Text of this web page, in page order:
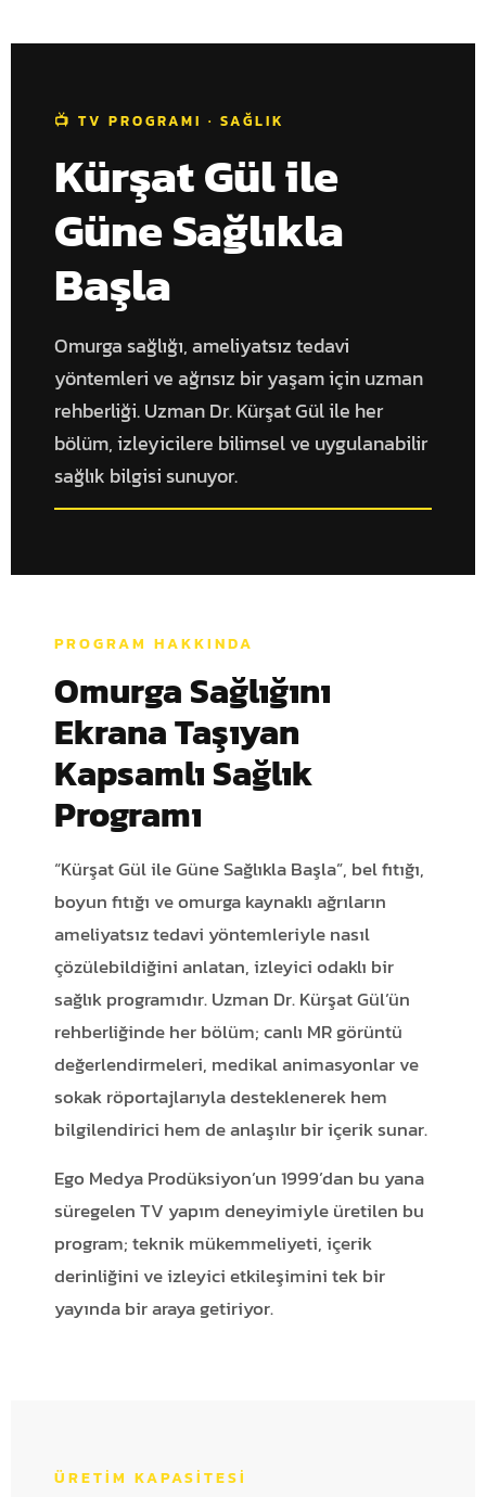
📺 TV PROGRAMI · SAĞLIK
Kürşat Gül ile
Güne Sağlıkla
Başla
Omurga sağlığı, ameliyatsız tedavi
yöntemleri ve ağrısız bir yaşam için uzman
rehberliği. Uzman Dr. Kürşat Gül ile her
bölüm, izleyicilere bilimsel ve uygulanabilir
sağlık bilgisi sunuyor.
PROGRAM HAKKINDA
Omurga Sağlığını
Ekrana Taşıyan
Kapsamlı Sağlık
Programı
“Kürşat Gül ile Güne Sağlıkla Başla”, bel fıtığı,
boyun fıtığı ve omurga kaynaklı ağrıların
ameliyatsız tedavi yöntemleriyle nasıl
çözülebildiğini anlatan, izleyici odaklı bir
sağlık programıdır. Uzman Dr. Kürşat Gül’ün
rehberliğinde her bölüm; canlı MR görüntü
değerlendirmeleri, medikal animasyonlar ve
sokak röportajlarıyla desteklenerek hem
bilgilendirici hem de anlaşılır bir içerik sunar.
Ego Medya Prodüksiyon’un 1999’dan bu yana
süregelen TV yapım deneyimiyle üretilen bu
program; teknik mükemmeliyeti, içerik
derinliğini ve izleyici etkileşimini tek bir
yayında bir araya getiriyor.
ÜRETIM KAPASITESI